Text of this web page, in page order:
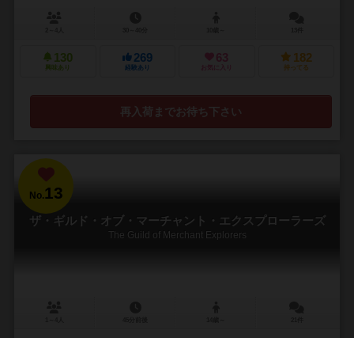
130
興味あり
269
経験あり
63
お気に入り
182
持ってる
再入荷までお待ち下さい
No.13
ザ・ギルド・オブ・マーチャント・エクスプローラーズ
The Guild of Merchant Explorers